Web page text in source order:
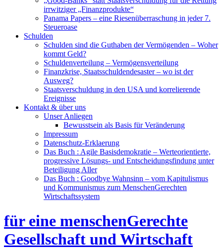
irrwitziger „Finanzprodukte“
Panama Papers – eine Riesenüberraschung in jeder 7.
Steueroase
Schulden
Schulden sind die Guthaben der Vermögenden – Woher
kommt Geld?
Schuldenverteilung – Vermögensverteilung
Finanzkrise, Staatsschuldendesaster – wo ist der
Ausweg?
Staatsverschuldung in den USA und korrelierende
Ereignisse
Kontakt & über uns
Unser Anliegen
Bewusstsein als Basis für Veränderung
Impressum
Datenschutz-Erklaerung
Das Buch : Agile Basisdemokratie – Werteorientierte,
progressive Lösungs- und Entscheidungsfindung unter
Beteiligung Aller
Das Buch : Goodbye Wahnsinn – vom Kapitulismus
und Kommunismus zum MenschenGerechten
Wirtschaftssystem
für eine menschenGerechte
Gesellschaft und Wirtschaft